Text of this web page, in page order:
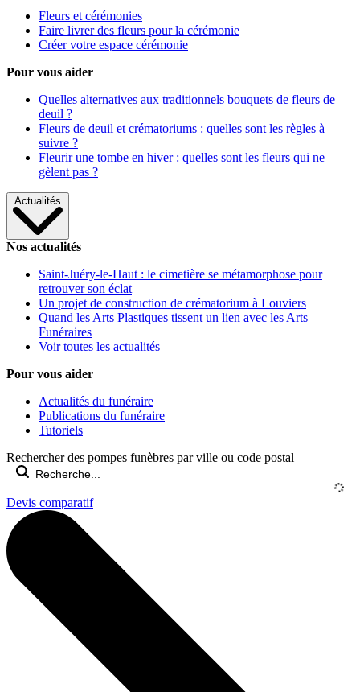
Fleurs et cérémonies
Faire livrer des fleurs pour la cérémonie
Créer votre espace cérémonie
Pour vous aider
Quelles alternatives aux traditionnels bouquets de fleurs de
deuil ?
Fleurs de deuil et crématoriums : quelles sont les règles à
suivre ?
Fleurir une tombe en hiver : quelles sont les fleurs qui ne
gèlent pas ?
Actualités
Nos actualités
Saint-Juéry-le-Haut : le cimetière se métamorphose pour
retrouver son éclat
Un projet de construction de crématorium à Louviers
Quand les Arts Plastiques tissent un lien avec les Arts
Funéraires
Voir toutes les actualités
Pour vous aider
Actualités du funéraire
Publications du funéraire
Tutoriels
Rechercher des pompes funèbres par ville ou code postal
Devis comparatif